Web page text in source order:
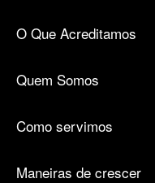
O Que Acreditamos
Quem Somos
Como servimos
Maneiras de crescer